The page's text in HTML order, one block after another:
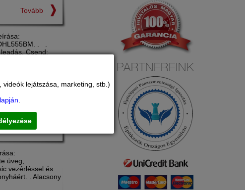
Tovább
. .
Csend:
építhető
Tovább
üveg,
vezérléssel és
. Alacsony
PARTNEREINK
lejátszása, marketing, stb.)